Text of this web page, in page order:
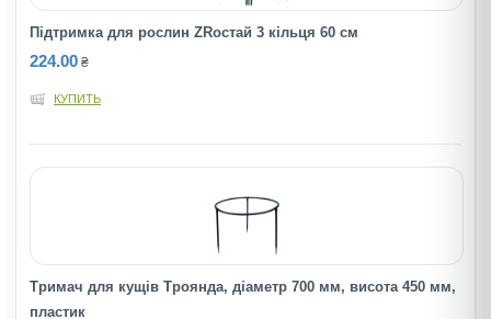
Підтримка для рослин ZRостай 3 кільця 60 см
224.00 ₴
КУПИТЬ
Тримач для кущiв Троянда, дiаметр 700 мм, висота 450 мм,
пластик